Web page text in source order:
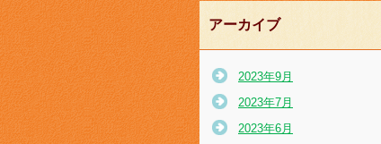
アーカイブ
2023年9月
2023年7月
2023年6月